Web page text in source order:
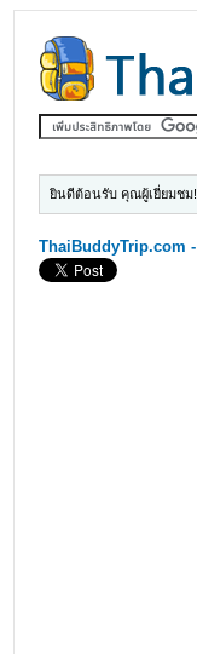
ยินดีต้อนรับ คุณผู้เยี่ยมชม
ThaiBuddyTrip.com